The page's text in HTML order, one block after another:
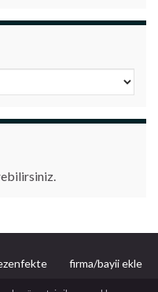
firma/bayii ekle